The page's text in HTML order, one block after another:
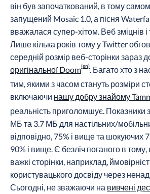
він був започаткований, в тому
запущений Mosaic 1.0, а пісня
вважалася супер-хітом. Веб зміцнів
Лише кілька років тому у Twitter
середній розмір веб-сторінки зараз
оригінальної Doom
. Багато хто з
тим, якими з часом стануть розміри
включаючи нашу добру знайому
реальність приголомшує. Показники
МБ та 3.7 МБ для настільних/
відповідно, 75% і вище та шокуючих
90% і вище. Є безліч поганого в тому,
важкі сторінки, наприклад,
користувацького досвіду через
Сьогодні, не зважаючи на вивчені